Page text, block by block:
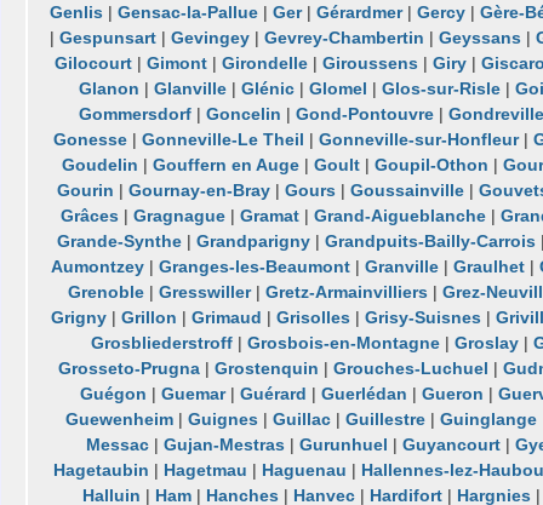
Genlis| Gensac-la-Pallue| Ger| Gérardmer| Gercy| Gère-
| Gespunsart| Gevingey| Gevrey-Chambertin | Geyssans|
Gilocourt |Gimont |Girondelle |Giroussens |Giry |
Glanon |Glanville |Glénic |Glomel |Glos-sur-Risle |
Gommersdorf| Goncelin | Gond-Pontouvre| Gondreville
Gonesse| Gonneville-Le Theil | Gonneville-sur-Honfleur|
Goudelin | Gouffern en Auge| Goult| Goupil-Othon |
Gourin | Gournay-en-Bray| Gours| Goussainville|
Grâces| Gragnague| Gramat| Grand-Aigueblanche|
Grande-Synthe |Grandparigny |Grandpuits-Bailly-Carrois
Aumontzey |Granges-les-Beaumont |Granville |Graulhet |
Grenoble |Gresswiller|Gretz-Armainvilliers |Grez-
Grigny| Grillon | Grimaud | Grisolles| Grisy-Suisnes|
Grosbliederstroff |Grosbois-en-Montagne |Groslay |
Grosseto-Prugna |Grostenquin |Grouches-Luchuel |
Guégon |Guemar|Guérard |Guerlédan |Gueron |
Guewenheim |Guignes |Guillac |Guillestre |Guinglange
Messac |Gujan-Mestras |Gurunhuel |Guyancourt |
Hagetaubin | Hagetmau | Haguenau | Hallennes-lez-
Halluin | Ham| Hanches| Hanvec| Hardifort| Hargnies